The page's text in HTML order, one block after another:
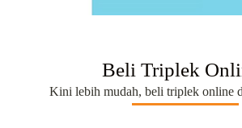
Beli Triplek
Kini lebih mudah, beli triplek online